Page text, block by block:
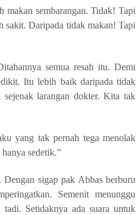
makan sembarangan. Tidak! Tapi
sakit. Daripada tidak makan! Tapi
semua resah itu. Demi
Itu lebih baik daripada tidak
larangan dokter. Kita tak
yang tak pernah tega menolak
sedetik.”
sigap pak Abbas berburu
Semenit menunggu
tadi. Setidaknya ada suara untuk